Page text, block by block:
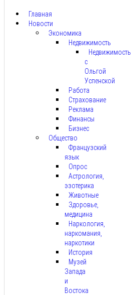
Главная
Новости
Экономика
Недвижимость
Недвижимость
с
Ольгой
Успенской
Работа
Страхование
Реклама
Финансы
Бизнес
Общество
Французский
язык
Опрос
Астрология,
эзотерика
Животные
Здоровье,
медицина
Наркология,
наркомания,
наркотики
История
Музей
Запада
и
Востока